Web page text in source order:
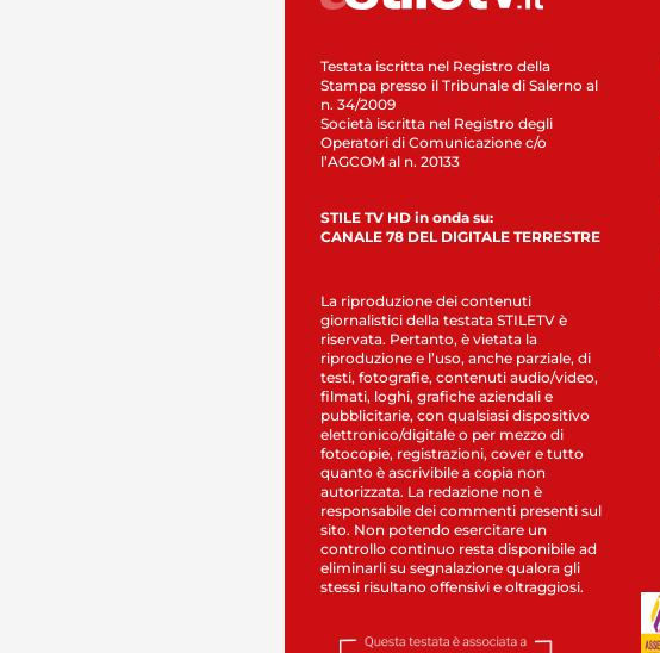
Testata iscritta nel Registro della
Stampa presso il Tribunale di Salerno al
n. 34/2009
Società iscritta nel Registro degli
Operatori di Comunicazione c/o
l’AGCOM al n. 20133
STILE TV HD in onda su:
CANALE 78 DEL DIGITALE TERRESTRE
La riproduzione dei contenuti
giornalistici della testata STILETV è
riservata. Pertanto, è vietata la
riproduzione e l’uso, anche parziale, di
testi, fotografie, contenuti audio/video,
filmati, loghi, grafiche aziendali e
pubblicitarie, con qualsiasi dispositivo
elettronico/digitale o per mezzo di
fotocopie, registrazioni, cover e tutto
quanto è ascrivibile a copia non
autorizzata. La redazione non è
responsabile dei commenti presenti sul
sito. Non potendo esercitare un
controllo continuo resta disponibile ad
eliminarli su segnalazione qualora gli
stessi risultano offensivi e oltraggiosi.